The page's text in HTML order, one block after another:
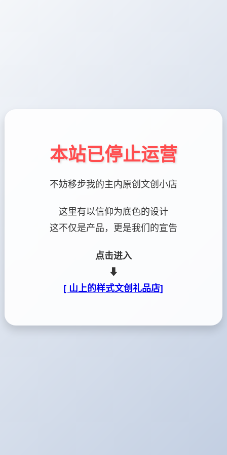
本站已停止运营
不妨移步我的主内原创文创小店
这里有以信仰为底色的设计
这不仅是产品，更是我们的宣告
点击进入
⬇
[ 山上的样式文创礼品店]